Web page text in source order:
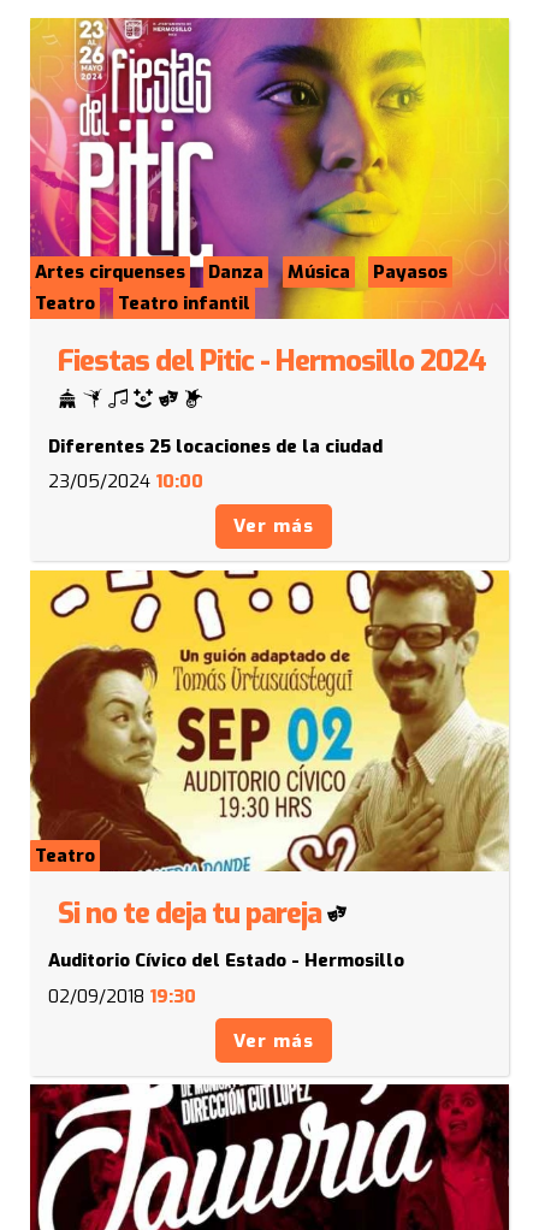
Artes cirquenses Danza Música
Payasos
Teatro
Teatro infantil
Fiestas del Pitic - Hermosillo 2024
Diferentes 25 locaciones de la ciudad
23/05/2024 10:00
Ver más
Teatro
Si no te deja tu pareja
Auditorio Cívico del Estado - Hermosillo
02/09/2018 19:30
Ver más